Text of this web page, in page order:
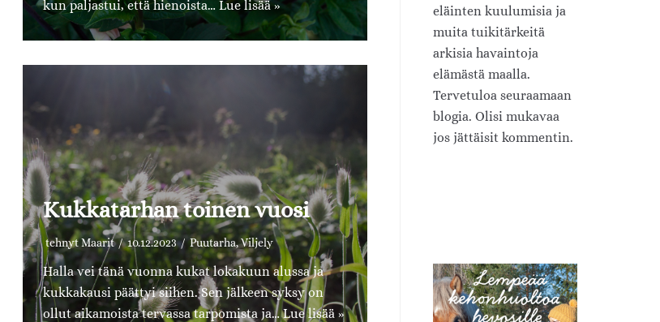
kun paljastui, että hienoista… Lue lisää »
Kukkatarhan toinen vuosi
tehnyt Maarit 10.12.2023 Puutarha,Viljely
Halla vei tänä vuonna kukat lokakuun alussa ja
kukkakausi päättyi siihen. Sen jälkeen syksy on
ollut aikamoista tervassa tarpomista ja…Lue lisää »
eläinten kuulumisia ja
muita tuikitärkeitä
arkisia havaintoja
elämästä maalla.
Tervetuloa seuraamaan
blogia. Olisi mukavaa
jos jättäisit kommentin.